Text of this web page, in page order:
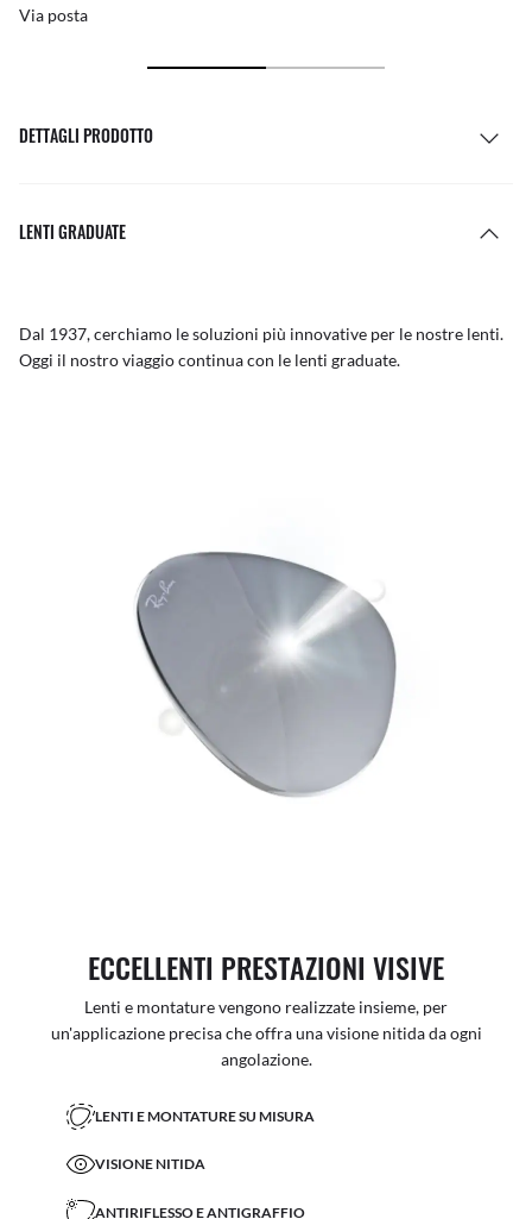
Via posta
DETTAGLI PRODOTTO
LENTI GRADUATE
Dal 1937, cerchiamo le soluzioni più innovative per le nostre lenti.
Oggi il nostro viaggio continua con le lenti graduate.
ECCELLENTI PRESTAZIONI VISIVE
Lenti e montature vengono realizzate insieme, per
un'applicazione precisa che offra una visione nitida da ogni
angolazione.
LENTI E MONTATURE SU MISURA
VISIONE NITIDA
ANTIRIFLESSO E ANTIGRAFFIO